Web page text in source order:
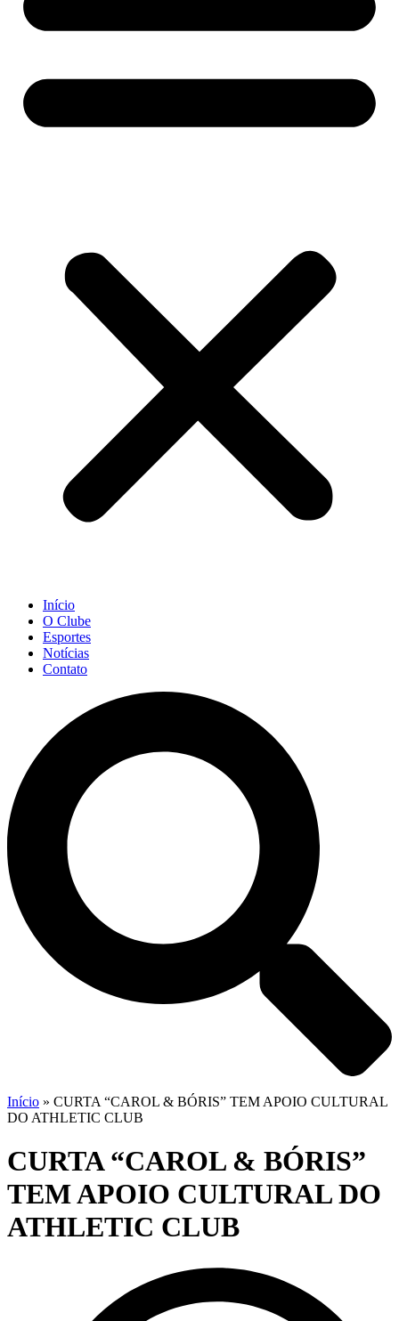
Início
O Clube
Esportes
Notícias
Contato
Início » CURTA “CAROL & BÓRIS” TEM APOIO CULTURAL
DO ATHLETIC CLUB
CURTA “CAROL & BÓRIS”
TEM APOIO CULTURAL DO
ATHLETIC CLUB